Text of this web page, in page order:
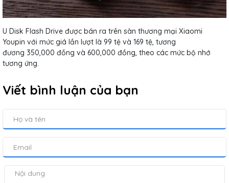
U Disk Flash Drive được bán ra trên sàn thương mại Xiaomi
Youpin với mức giá lần lượt là 99 tệ và 169 tệ, tương
đương 350,000 đồng và 600,000 đồng, theo các mức bộ nhớ
tương ứng.
Viết bình luận của bạn